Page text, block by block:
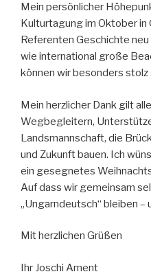
Mein persönlicher
Kulturtagung im Oktober in
Referenten Geschichte
wie international große
können wir besonders stolz
Mein herzlicher Dank gilt
Wegbegleitern,
Landsmannschaft, die
und Zukunft bauen. Ich
ein gesegnetes
Auf dass wir gemeinsam
„Ungarndeutsch“ bleiben –
Mit herzlichen Grüßen
Ihr Joschi Ament